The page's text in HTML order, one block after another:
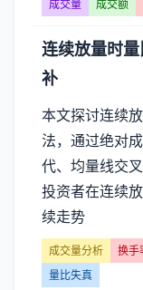
成交量 成交额
连续放量时
补
本文探讨连续
法，通过绝对
代、均量线交
投资者在连续
续走势
成交量分析 换手
量比失真